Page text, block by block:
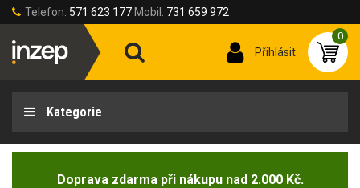
Telefon: 571 623 177 Mobil: 731 659 972
Přihlásit
0
Kategorie
Doprava zdarma při nákupu nad 2.000 Kč.